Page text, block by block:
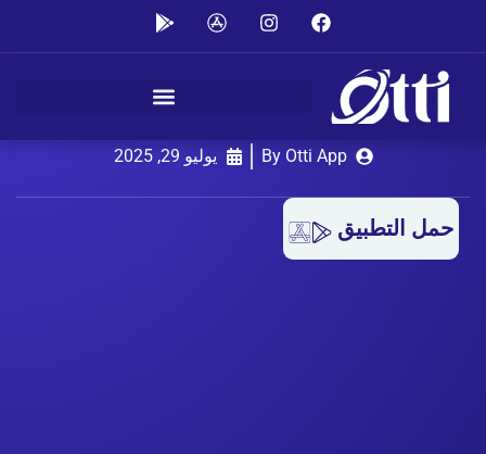
الحل الأمثل لعناية ملابسك في
By Otti App يوليو 29, 2025
حمل التطبيق